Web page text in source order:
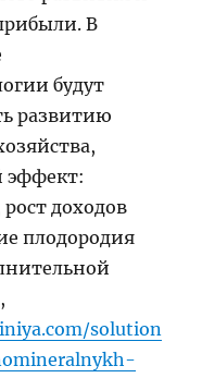
В
будут
развитию
эффект:
доходов
плодородия
solution